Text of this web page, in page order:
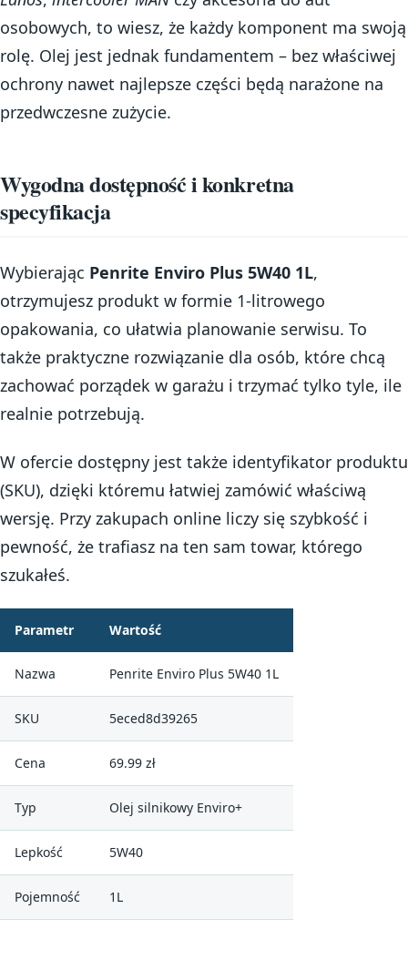
osobowych, to wiesz, że każdy komponent ma swoją
rolę. Olej jest jednak fundamentem – bez właściwej
ochrony nawet najlepsze części będą narażone na
przedwczesne zużycie.
Wygodna dostępność i konkretna
specyfikacja
Wybierając Penrite Enviro Plus 5W40 1L,
otrzymujesz produkt w formie 1-litrowego
opakowania, co ułatwia planowanie serwisu. To
także praktyczne rozwiązanie dla osób, które chcą
zachować porządek w garażu i trzymać tylko tyle, ile
realnie potrzebują.
W ofercie dostępny jest także identyfikator produktu
(SKU), dzięki któremu łatwiej zamówić właściwą
wersję. Przy zakupach online liczy się szybkość i
pewność, że trafiasz na ten sam towar, którego
szukałeś.
Parametr Wartość
Nazwa Penrite Enviro Plus 5W40 1L
SKU 5eced8d39265
Cena 69.99 zł
Typ Olej silnikowy Enviro+
Lepkość 5W40
Pojemność 1L